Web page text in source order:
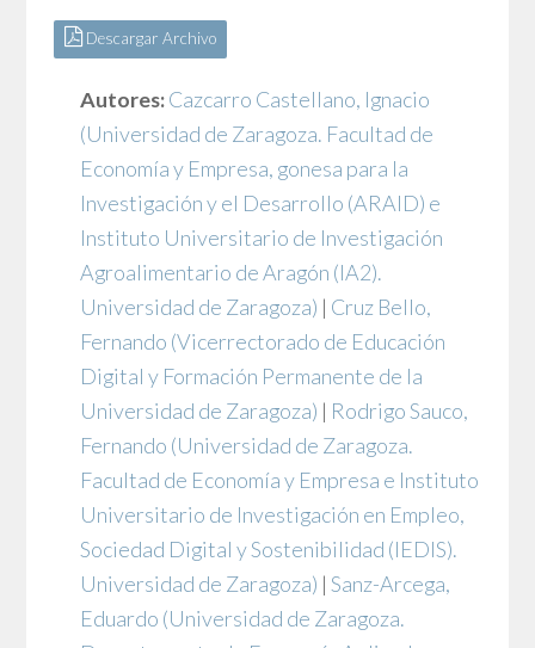
Descargar Archivo
Autores:Cazcarro Castellano, Ignacio
(Universidad de Zaragoza. Facultad de
Economía y Empresa, gonesa para la
Investigación y el Desarrollo (ARAID) e
Instituto Universitario de Investigación
Agroalimentario de Aragón (IA2).
Universidad de Zaragoza) | Cruz Bello,
Fernando (Vicerrectorado de Educación
Digital y Formación Permanente de la
Universidad de Zaragoza) | Rodrigo Sauco,
Fernando (Universidad de Zaragoza.
Facultad de Economía y Empresa e Instituto
Universitario de Investigación en Empleo,
Sociedad Digital y Sostenibilidad (IEDIS).
Universidad de Zaragoza) |Sanz-Arcega,
Eduardo (Universidad de Zaragoza.